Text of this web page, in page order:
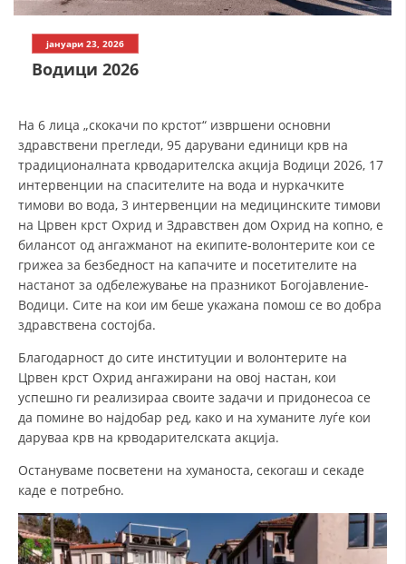
ИСТОРИЈАТ НА ДВИЖЕЊЕТО
СТРУКТУРА НА ОРГАНИЗАЦИЈАТА
ЧЛЕНСТВО ВО ПРОФЕСИОНАЛНИ ТЕЛА
ЗАКОН ЗА ЦКРМ
СТАТУТ НА ЦКРМ
РАКОВОДЕН ОДБОР
СТРУКТУРА И ОРГАНИЗАЦИОНА ПОСТАВЕНОСТ
ДИСЕМИНАЦИЈА
MЕЃУНАРОДНО ХУМАНИТАРНО ПРАВО
ПРОМОЦИЈА НА ХУМАНИ ВРЕДНОСТИ
јануари 23, 2026
Водици 2026
На 6 лица „скокачи по крстот“ извршени основни
здравствени прегледи, 95 дарувани единици крв на
традиционалната крводарителска акција Водици 2026, 17
интервенции на спасителите на вода и нуркачките
тимови во вода, 3 интервенции на медицинските тимови
на Црвен крст Охрид и Здравствен дом Охрид на копно, е
билансот од ангажманот на екипите-волонтерите кои се
грижеа за безбедност на капачите и посетителите на
настанот за одбележување на празникот Богојавление-
Водици. Сите на кои им беше укажана помош се во добра
здравствена состојба.
Благодарност до сите институции и волонтерите на
Црвен крст Охрид ангажирани на овој настан, кои
успешно ги реализираа своите задачи и придонесоа се
да помине во најдобар ред, како и на хуманите луѓе кои
даруваа крв на крводарителската акција.
Остануваме посветени на хуманоста, секогаш и секаде
каде е потребно.